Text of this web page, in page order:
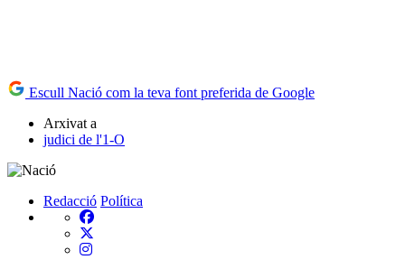
Escull Nació com la teva font preferida de Google
Arxivat a
judici de l'1-O
Redacció Política